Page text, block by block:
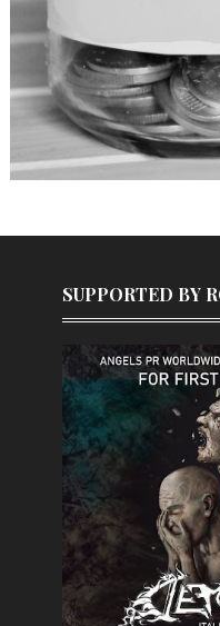
SUPPORTED BY